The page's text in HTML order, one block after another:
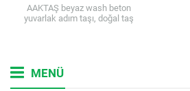
AAKTAŞ beyaz wash beton
yuvarlak adım taşı, doğal taş
MENÜ